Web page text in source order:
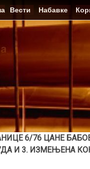
Вести Набавке
6/76 ЦАНЕ
И 3. ИЗМЕЊЕНА